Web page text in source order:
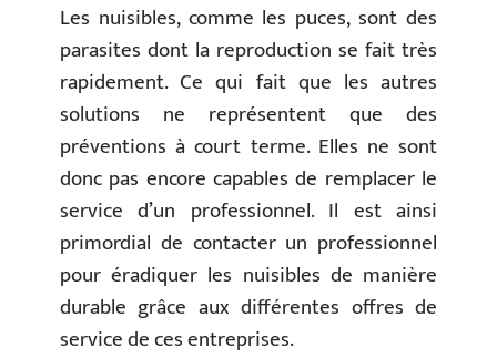
Les nuisibles, comme les puces, sont des
parasites dont la reproduction se fait très
rapidement. Ce qui fait que les autres
solutions ne représentent que des
préventions à court terme. Elles ne sont
donc pas encore capables de remplacer le
service d’un professionnel. Il est ainsi
primordial de contacter un professionnel
pour éradiquer les nuisibles de manière
durable grâce aux différentes offres de
service de ces entreprises.